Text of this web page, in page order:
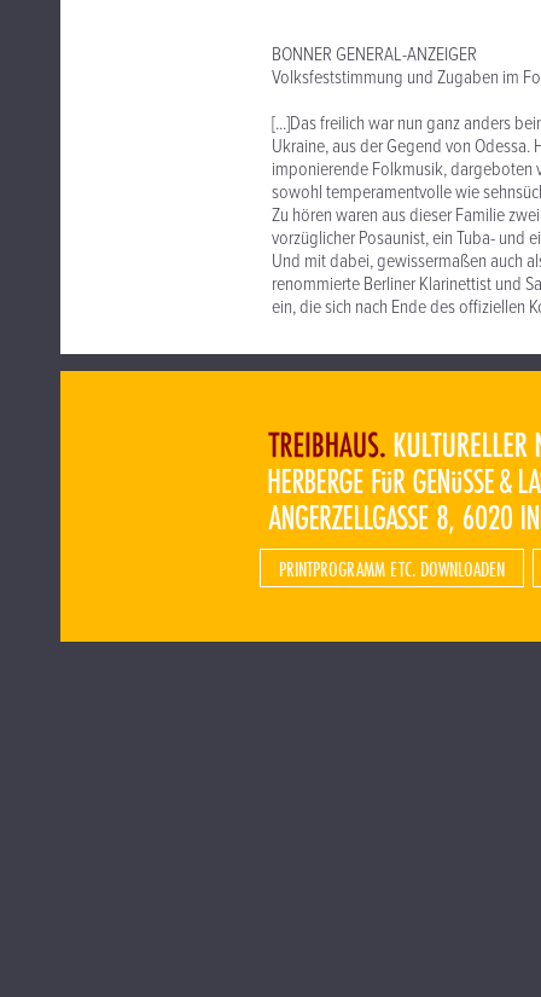
BONNER GENERAL-ANZEIGER
Volksfeststimmung und Zugaben im
[...]Das freilich war nun ganz anders
Ukraine, aus der Gegend von
imponierende Folkmusik, dargeboten
sowohl temperamentvolle wie
Zu hören waren aus dieser Familie
vorzüglicher Posaunist, ein Tuba- und
Und mit dabei, gewissermaßen auch
renommierte Berliner Klarinettist und
ein, die sich nach Ende des offiziellen
PRINTPROGRAMM ETC. DOWNLOADEN